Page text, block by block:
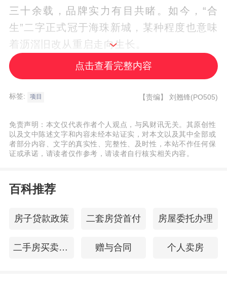
三十余载，品牌实力有目共睹。如今，“合
生”二字正式冠于海珠新城，某种程度也意味
着沥滘旧改从重启走向生长。
沥滘片区整体规划涵盖高端居住、商业商
务、生态休闲、教育医疗等多元功能，未来
化城区，承接主城功能外溢，联动琶洲、珠
江新城等核心板块，形成“一轴引领、多点联
动”的发展格局，补齐海珠南部配套短板。
出“加速度”。新桥幼儿园已开学，规划“小学
初中 高中”的12年完全教育配套，也在全面
点击查看完整内容
标签: 项目 【责编】 刘翘锋(PO505)
免责声明：本文仅代表作者个人观点，与风财讯无关。其原创性
以及文中陈述文字和内容未经本站证实，对本文以及其中全部或
者部分内容、文字的真实性、完整性、及时性，本站不作任何保
证或承诺，请读者仅作参考，请读者自行核实相关内容。
百科推荐
房子贷款政策 二套房贷首付 房屋委托办理
二手房买卖交易流程 赠与合同 个人卖房